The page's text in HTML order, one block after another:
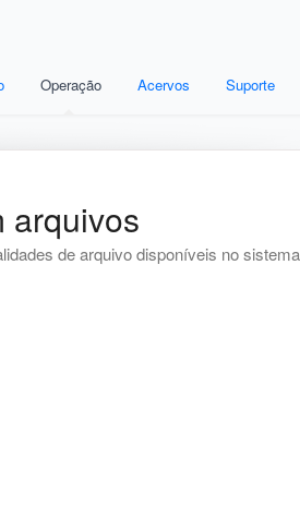
Operação Acervos Suporte
arquivos
de arquivo disponíveis no sistema